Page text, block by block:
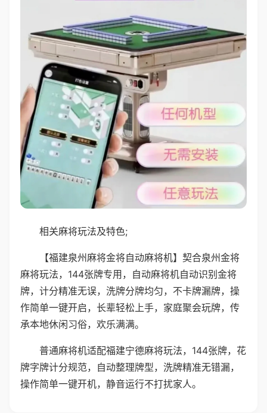
相关麻将玩法及特色;
【福建泉州麻将金将自动麻将机】契合泉州金将
麻将玩法，144张牌专用，自动麻将机自动识别金将
牌，计分精准无误，洗牌分牌均匀，不卡牌漏牌，操
作简单一键开启，长辈轻松上手，家庭聚会玩牌，传
承本地休闲习俗，欢乐满满。
普通麻将机适配福建宁德麻将玩法，144张牌，花
牌字牌计分规范，自动整理牌型，洗牌精准无错漏，
操作简单一键开机，静音运行不打扰家人。